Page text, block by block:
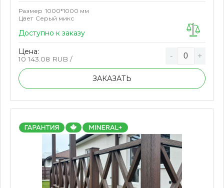
Размер 1000*1000 мм
Цвет Серый микс
Доступно к заказу
Цена:
10 143.08 RUB / - +
ЗАКАЗАТЬ